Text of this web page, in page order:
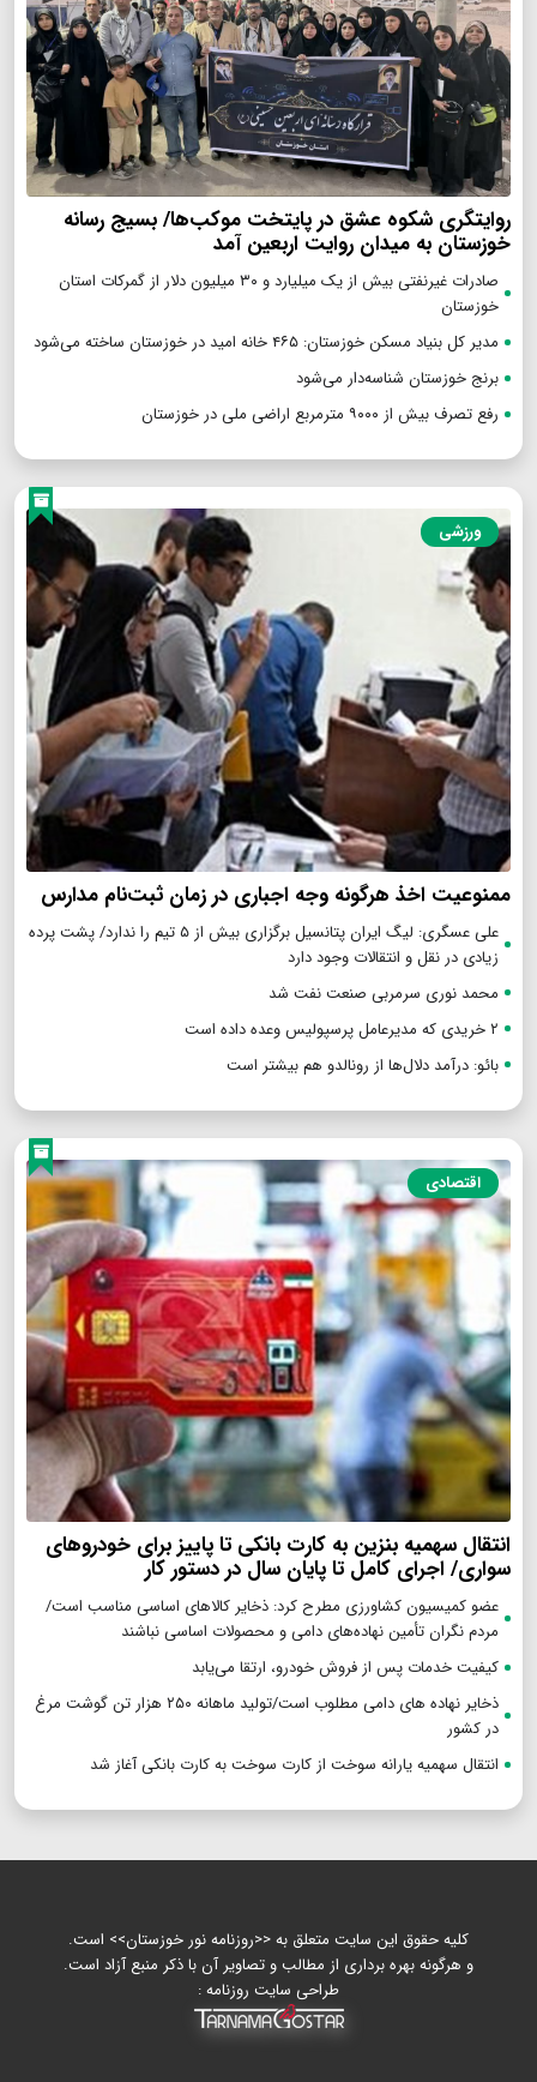
روایتگری شکوه عشق در پایتخت موکب‌ها/ بسیج رسانه
خوزستان به میدان روایت اربعین آمد
صادرات غیرنفتی بیش از یک میلیارد و ۳۰ میلیون دلار از گمرکات استان
خوزستان
مدیر کل بنیاد مسکن خوزستان: ۴۶۵ خانه امید در خوزستان ساخته می‌شود
برنج خوزستان شناسه‌دار می‌شود
رفع تصرف بیش از ۹۰۰۰ مترمربع اراضی ملی در خوزستان
ورزشی
ممنوعیت اخذ هرگونه وجه اجباری در زمان ثبت‌نام مدارس
علی عسگری: لیگ ایران پتانسیل برگزاری بیش از ۵ تیم را ندارد/ پشت پرده
زیادی در نقل و انتقالات وجود دارد
محمد نوری سرمربی صنعت نفت شد
۲ خریدی که مدیرعامل پرسپولیس وعده داده است
بائو: درآمد دلال‌ها از رونالدو هم بیشتر است
اقتصادی
انتقال سهمیه بنزین به کارت بانکی تا پاییز برای خودروهای
سواری/ اجرای کامل تا پایان سال در دستور کار
عضو کمیسیون کشاورزی مطرح کرد: ذخایر کالاهای اساسی مناسب است/
مردم نگران تأمین نهاده‌های دامی و محصولات اساسی نباشند
کیفیت خدمات پس از فروش خودرو، ارتقا می‌یابد
ذخایر نهاده های دامی مطلوب است/تولید ماهانه ۲۵۰ هزار تن گوشت مرغ
در کشور
انتقال سهمیه یارانه سوخت از کارت سوخت به کارت بانکی آغاز شد
کلیه حقوق این سایت متعلق به <<روزنامه نور خوزستان>> است.
و هرگونه بهره برداری از مطالب و تصاویر آن با ذکر منبع آزاد است.
طراحی سایت روزنامه :